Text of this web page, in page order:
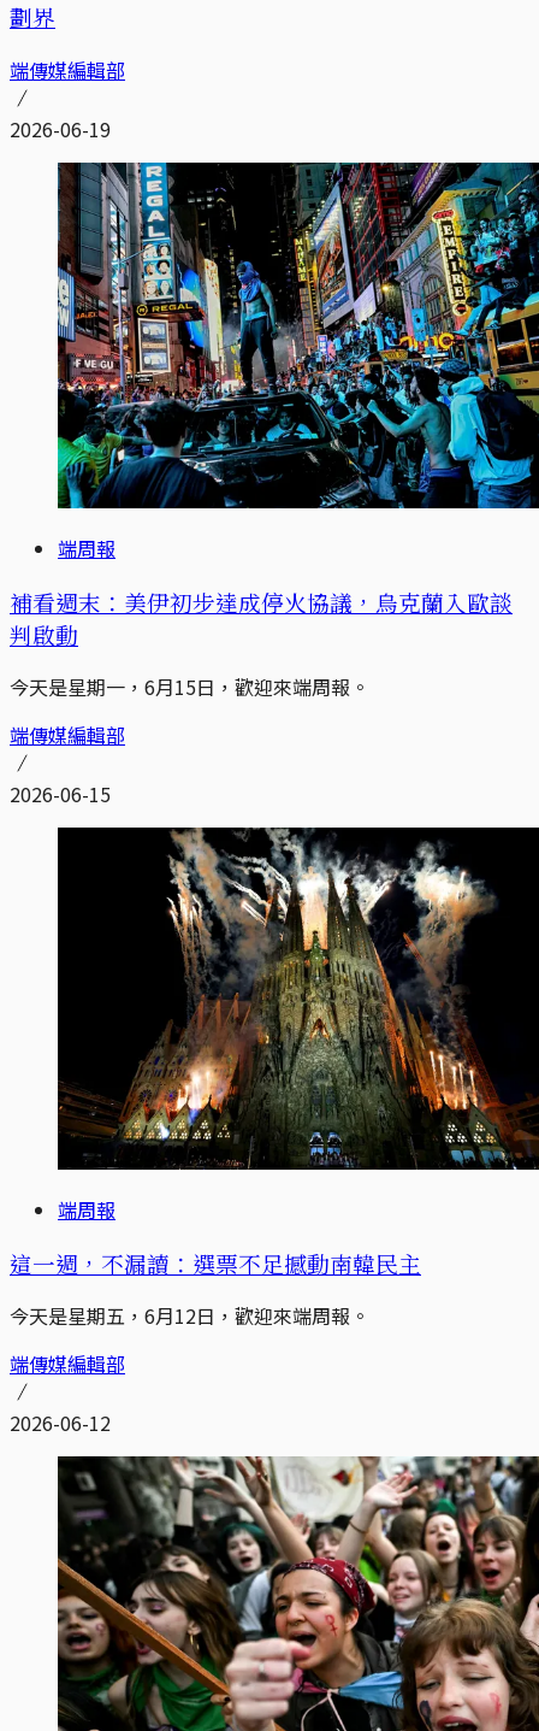
劃界
端傳媒編輯部
2026-06-19
端周報
補看週末：美伊初步達成停火協議，烏克蘭入歐談
判啟動
今天是星期一，6月15日，歡迎來端周報。
端傳媒編輯部
2026-06-15
端周報
這一週，不漏讀：選票不足撼動南韓民主
今天是星期五，6月12日，歡迎來端周報。
端傳媒編輯部
2026-06-12